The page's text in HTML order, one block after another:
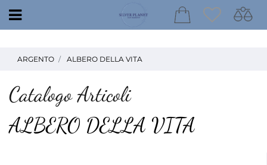
Open
ARGENTO ALBERO DELLA VITA
Catalogo Articoli
ALBERO DELLA VITA